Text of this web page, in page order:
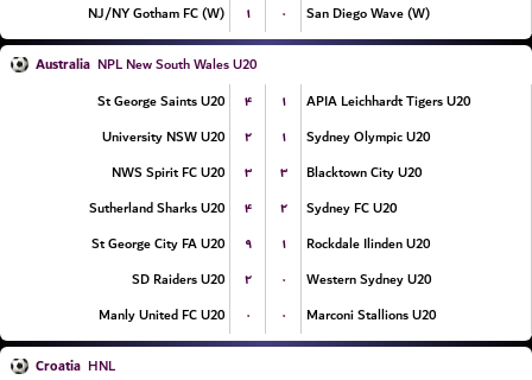
NJ/NY Gotham FC (W)
۱ ۰ San Diego Wave (W)
Australia NPL New South Wales U20
St George Saints U20
۴ ۱
APIA Leichhardt Tigers U20
University NSW U20
۲ ۱
Sydney Olympic U20
NWS Spirit FC U20
۳ ۳
Blacktown City U20
Sutherland Sharks U20
۴ ۲
Sydney FC U20
St George City FA U20
۹ ۱
Rockdale Ilinden U20
SD Raiders U20
۲ ۰
Western Sydney U20
Manly United FC U20
۰ ۰ Marconi Stallions U20
Croatia HNL